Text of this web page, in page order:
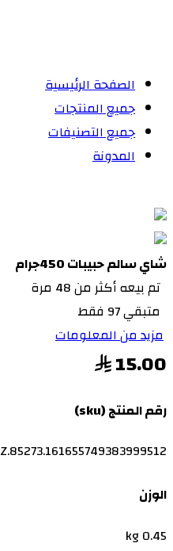
الصفحة الرئيسية
جميع المنتجات
جميع التصنيفات
المدونة
شاي سالم حبيبات 450جرام
تم بيعه أكثر من 48 مرة
متبقي 97 فقط
مزيد من المعلومات
15.00
رقم المنتج (sku)
Z.85273.161655749383999512
الوزن
0.45 kg